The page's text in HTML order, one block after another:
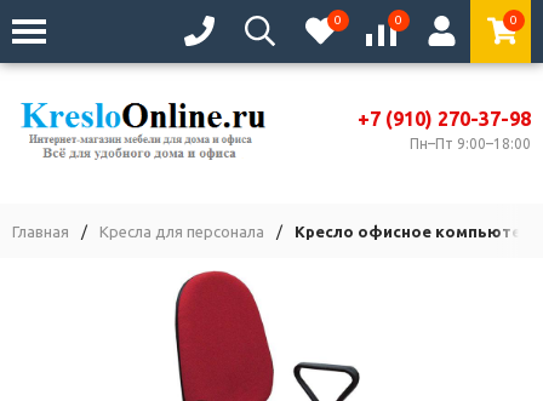
0 0 0
+7 (910) 270-37-98
Пн–Пт 9:00–18:00
Главная / Кресла для персонала / Кресло офисное